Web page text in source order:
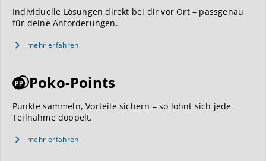
Individuelle Lösungen direkt bei dir vor Ort – passgenau
für deine Anforderungen.
mehr erfahren
Poko-Points
Punkte sammeln, Vorteile sichern – so lohnt sich jede
Teilnahme doppelt.
mehr erfahren